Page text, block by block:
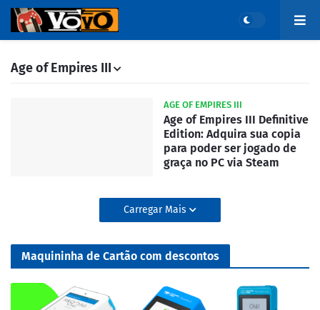
Age of Empires III
AGE OF EMPIRES III
Age of Empires III Definitive
Edition: Adquira sua copia
para poder ser jogado de
graça no PC via Steam
Carregar Mais
Maquininha de Cartão com descontos